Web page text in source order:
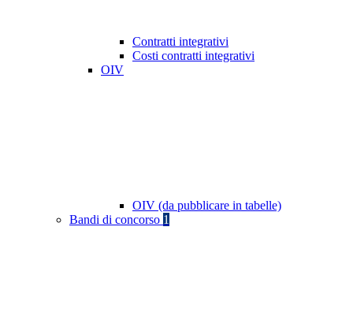
Contratti integrativi
Costi contratti integrativi
OIV
OIV (da pubblicare in tabelle)
Bandi di concorso 1